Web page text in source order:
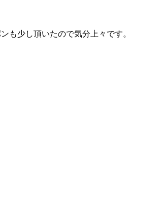
も少し頂いたので気分上々です。